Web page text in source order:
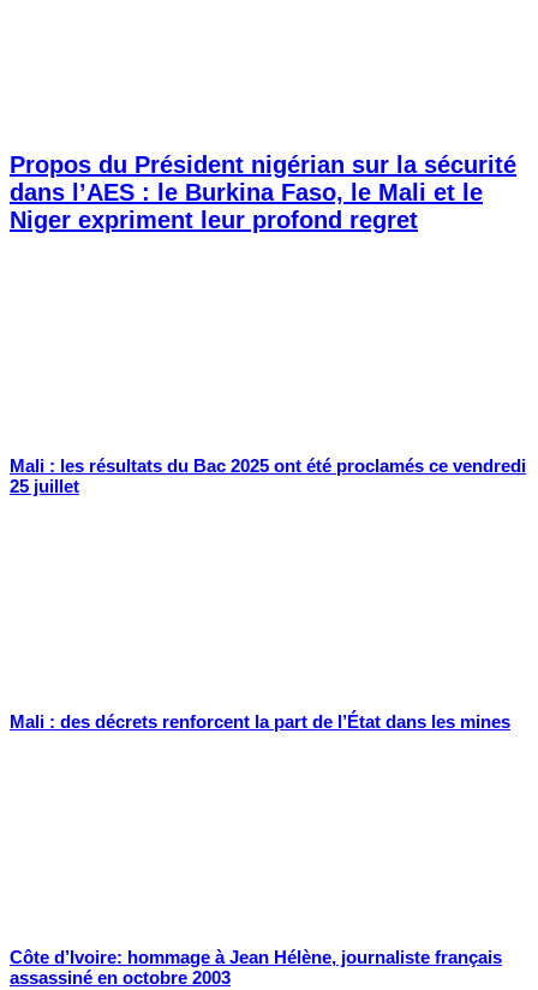
Propos du Président nigérian sur la sécurité
dans l’AES : le Burkina Faso, le Mali et le
Niger expriment leur profond regret
Mali : les résultats du Bac 2025 ont été proclamés ce vendredi
25 juillet
Mali : des décrets renforcent la part de l’État dans les mines
Côte d’Ivoire: hommage à Jean Hélène, journaliste français
assassiné en octobre 2003